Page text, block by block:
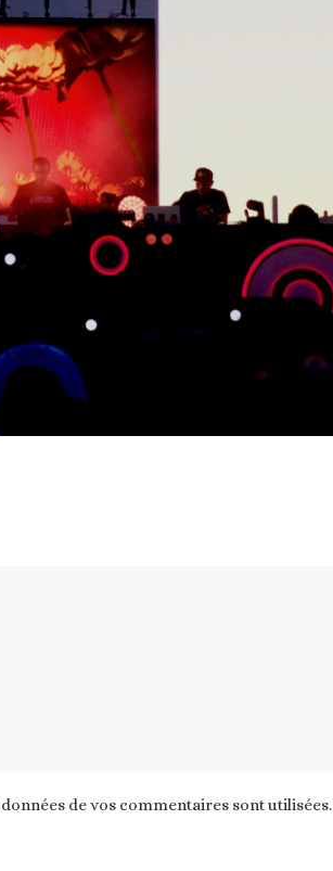
de vos commentaires sont utilisées.